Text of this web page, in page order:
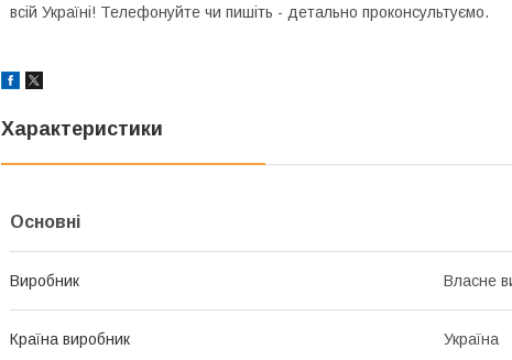
всій Україні! Телефонуйте чи пишіть - детально проконсультуємо.
Характеристики
Основні
Виробник Власне
Країна виробник Україна